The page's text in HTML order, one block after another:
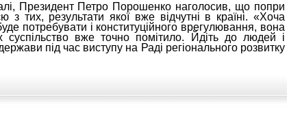
Президент Петро Порошенко наголосив, що попри
тих, результати якої вже відчутні в країні. «Хоча
потребувати і конституційного врегулювання, вона
суспільство вже точно помітило. Йдіть до людей і
під час виступу на Раді регіонального розвитку